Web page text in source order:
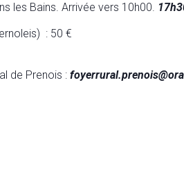
les Bains. Arrivée vers 10h00.
: 50 €
de Prenois :